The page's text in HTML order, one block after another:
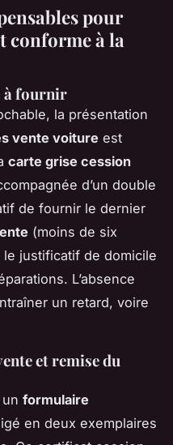
pour
conforme à la
à fournir
la présentation
vente voiture est
carte grise cession
d’un double
de fournir le dernier
(moins de six
le justificatif de domicile
L’absence
un retard, voire
et remise du
formulaire
en deux exemplaires